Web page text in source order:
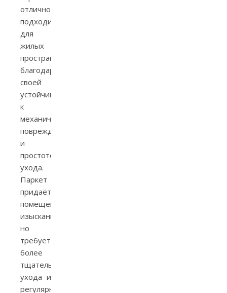
отлично
подходит
для
жилых
пространств
благодаря
своей
устойчивости
к
механическим
повреждениям
и
простоте
ухода.
Паркет
придаёт
помещению
изысканность,
но
требует
более
тщательного
ухода и
регулярного